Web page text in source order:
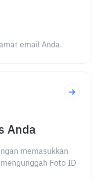
email Anda.
Anda
memasukkan
Foto ID